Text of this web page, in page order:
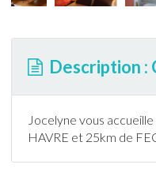
Description :
Jocelyne vous
HAVRE et 25km de